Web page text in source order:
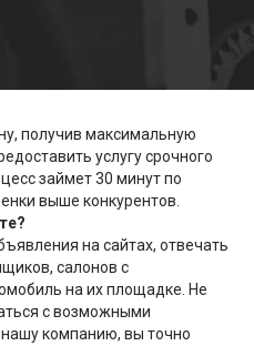
получив максимальную
услугу срочного
займет 30 минут по
выше конкурентов.
на сайтах, отвечать
салонов с
на их площадке. Не
с возможными
компанию, вы точно